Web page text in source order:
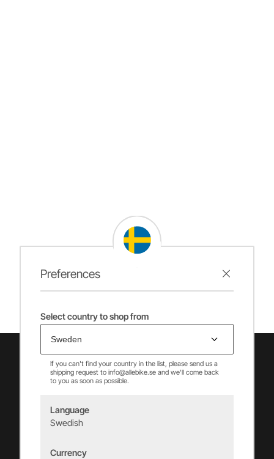
Preferences
Select country to shop from
If you can't find your country in the list, please send us a
shipping request to info@allebike.se and we'll come back
to you as soon as possible.
Language
Swedish
Currency
Vincents Alingsås AB